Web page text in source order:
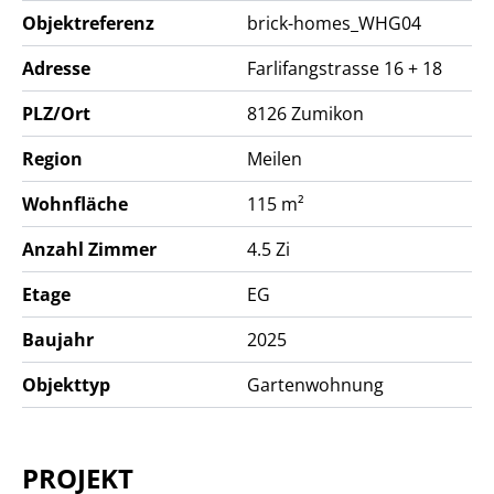
- 2 Motorradparkplätze in der Tiefgarage
- Bezug: Q4 2026
Objektreferenz
brick-homes_WHG04
Adresse
Farlifangstrasse 16 + 18
PLZ/Ort
8126Zumikon
Region
Meilen
Wohnfläche
115 m²
Anzahl Zimmer
4.5 Zi
Etage
EG
Baujahr
2025
Objekttyp
Gartenwohnung
PROJEKT